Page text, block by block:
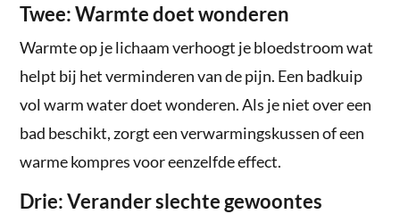
Twee: Warmte doet wonderen
Warmte op je lichaam verhoogt je bloedstroom wat
helpt bij het verminderen van de pijn. Een badkuip
vol warm water doet wonderen. Als je niet over een
bad beschikt, zorgt een verwarmingskussen of een
warme kompres voor eenzelfde effect.
Drie: Verander slechte gewoontes